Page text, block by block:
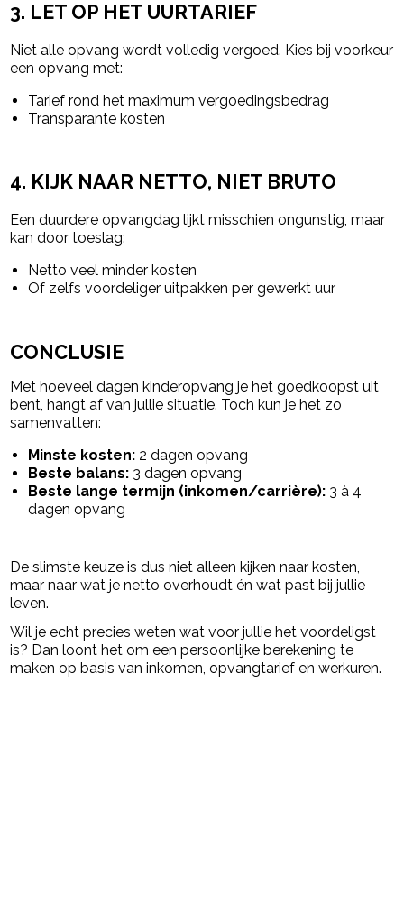
3. LET OP HET UURTARIEF
Niet alle opvang wordt volledig vergoed. Kies bij voorkeur
een opvang met:
Tarief rond het maximum vergoedingsbedrag
Transparante kosten
4. KIJK NAAR NETTO, NIET BRUTO
Een duurdere opvangdag lijkt misschien ongunstig, maar
kan door toeslag:
Netto veel minder kosten
Of zelfs voordeliger uitpakken per gewerkt uur
CONCLUSIE
Met hoeveel dagen kinderopvang je het goedkoopst uit
bent, hangt af van jullie situatie. Toch kun je het zo
samenvatten:
Minste kosten: 2 dagen opvang
Beste balans: 3 dagen opvang
Beste lange termijn (inkomen/carrière): 3 à 4
dagen opvang
De slimste keuze is dus niet alleen kijken naar kosten,
maar naar wat je netto overhoudt én wat past bij jullie
leven.
Wil je echt precies weten wat voor jullie het voordeligst
is? Dan loont het om een persoonlijke berekening te
maken op basis van inkomen, opvangtarief en werkuren.